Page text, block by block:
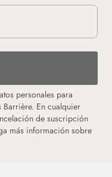
personales para
En cualquier
de suscripción
más información sobre